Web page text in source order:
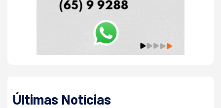
Últimas Notícias